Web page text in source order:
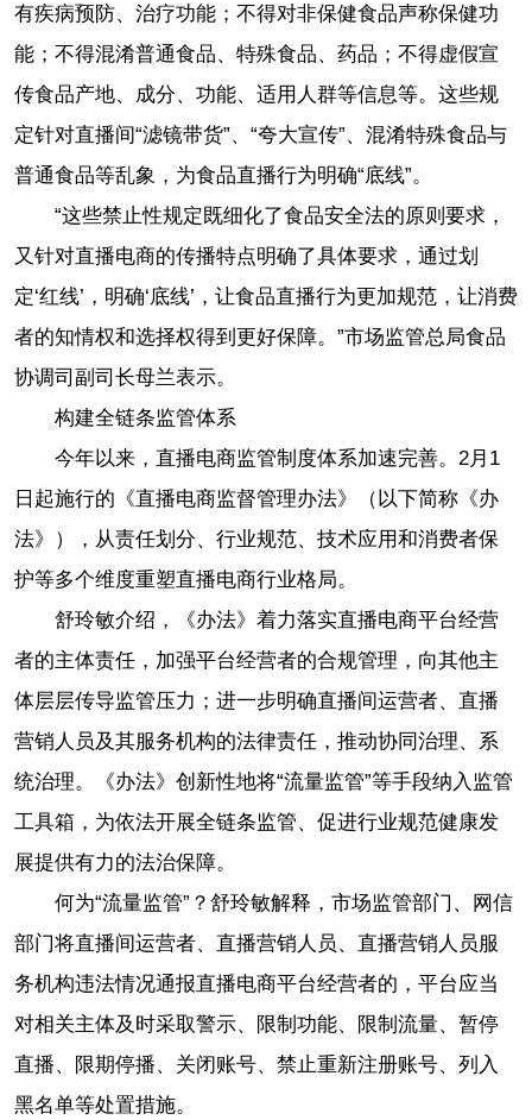
有疾病预防、治疗功能；不得对非保健食品声称保健功
能；不得混淆普通食品、特殊食品、药品；不得虚假宣
传食品产地、成分、功能、适用人群等信息等。这些规
定针对直播间“滤镜带货”、“夸大宣传”、混淆特殊食品与
普通食品等乱象，为食品直播行为明确“底线”。
“这些禁止性规定既细化了食品安全法的原则要求，
又针对直播电商的传播特点明确了具体要求，通过划
定‘红线’，明确‘底线’，让食品直播行为更加规范，让消费
者的知情权和选择权得到更好保障。”市场监管总局食品
协调司副司长母兰表示。
构建全链条监管体系
今年以来，直播电商监管制度体系加速完善。2月1
日起施行的《直播电商监督管理办法》（以下简称《办
法》），从责任划分、行业规范、技术应用和消费者保
护等多个维度重塑直播电商行业格局。
舒玲敏介绍，《办法》着力落实直播电商平台经营
者的主体责任，加强平台经营者的合规管理，向其他主
体层层传导监管压力；进一步明确直播间运营者、直播
营销人员及其服务机构的法律责任，推动协同治理、系
统治理。《办法》创新性地将“流量监管”等手段纳入监管
工具箱，为依法开展全链条监管、促进行业规范健康发
展提供有力的法治保障。
何为“流量监管”？舒玲敏解释，市场监管部门、网信
部门将直播间运营者、直播营销人员、直播营销人员服
务机构违法情况通报直播电商平台经营者的，平台应当
对相关主体及时采取警示、限制功能、限制流量、暂停
直播、限期停播、关闭账号、禁止重新注册账号、列入
黑名单等处置措施。